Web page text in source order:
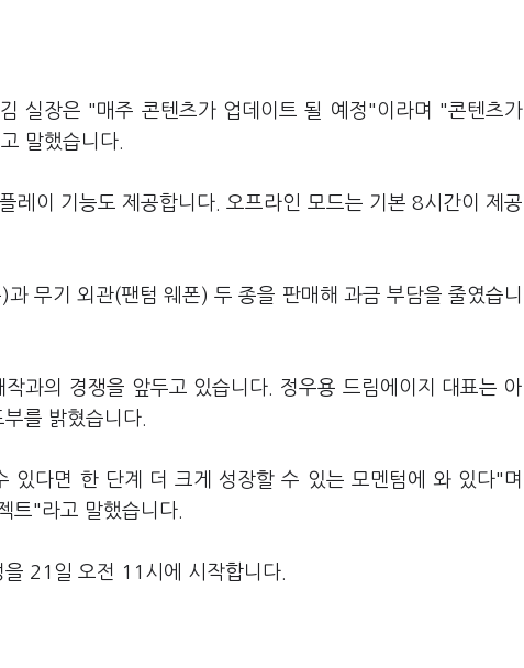
실장은 "매주 콘텐츠가 업데이트 될 예정"이라며 "콘텐츠가
말했습니다.
레이 기능도 제공합니다. 오프라인 모드는 기본 8시간이 제공
무기 외관(팬텀 웨폰) 두 종을 판매해 과금 부담을 줄였습니
과의 경쟁을 앞두고 있습니다. 정우용 드림에이지 대표는 아
를 밝혔습니다.
있다면 한 단계 더 크게 성장할 수 있는 모멘텀에 와 있다"며
트"라고 말했습니다.
21일 오전 11시에 시작합니다.